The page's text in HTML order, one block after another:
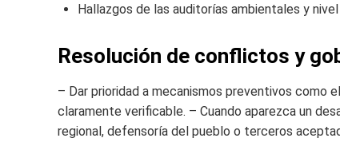
Hallazgos de las auditorías ambientales y
Resolución de conflictos y
– Dar prioridad a mecanismos preventivos como
claramente verificable. – Cuando aparezca un
regional, defensoría del pueblo o terceros